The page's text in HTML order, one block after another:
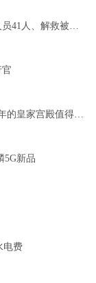
暴雨来临翠竹街道迅速响应，转移安置受灾人员41人、解救被困群众11人
同是故宫，为何沈阳故宫人气那么弱？400多年的皇家宫殿值得一看
5G新品
电费